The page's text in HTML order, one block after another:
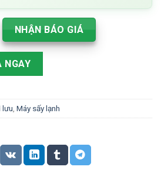
NHẬN BÁO GIÁ
7 khay sấy yến - Công nghệ sấy
NGAY
lưu, Máy sấy lạnh